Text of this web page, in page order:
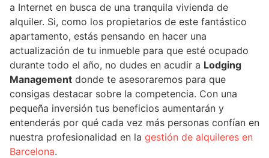
a Internet en busca de una tranquila vivienda de
alquiler. Si, como los propietarios de este fantástico
apartamento, estás pensando en hacer una
actualización de tu inmueble para que esté ocupado
durante todo el año, no dudes en acudir a Lodging
Management donde te asesoraremos para que
consigas destacar sobre la competencia. Con una
pequeña inversión tus beneficios aumentarán y
entenderás por qué cada vez más personas confían en
nuestra profesionalidad en la gestión de alquileres en
Barcelona.